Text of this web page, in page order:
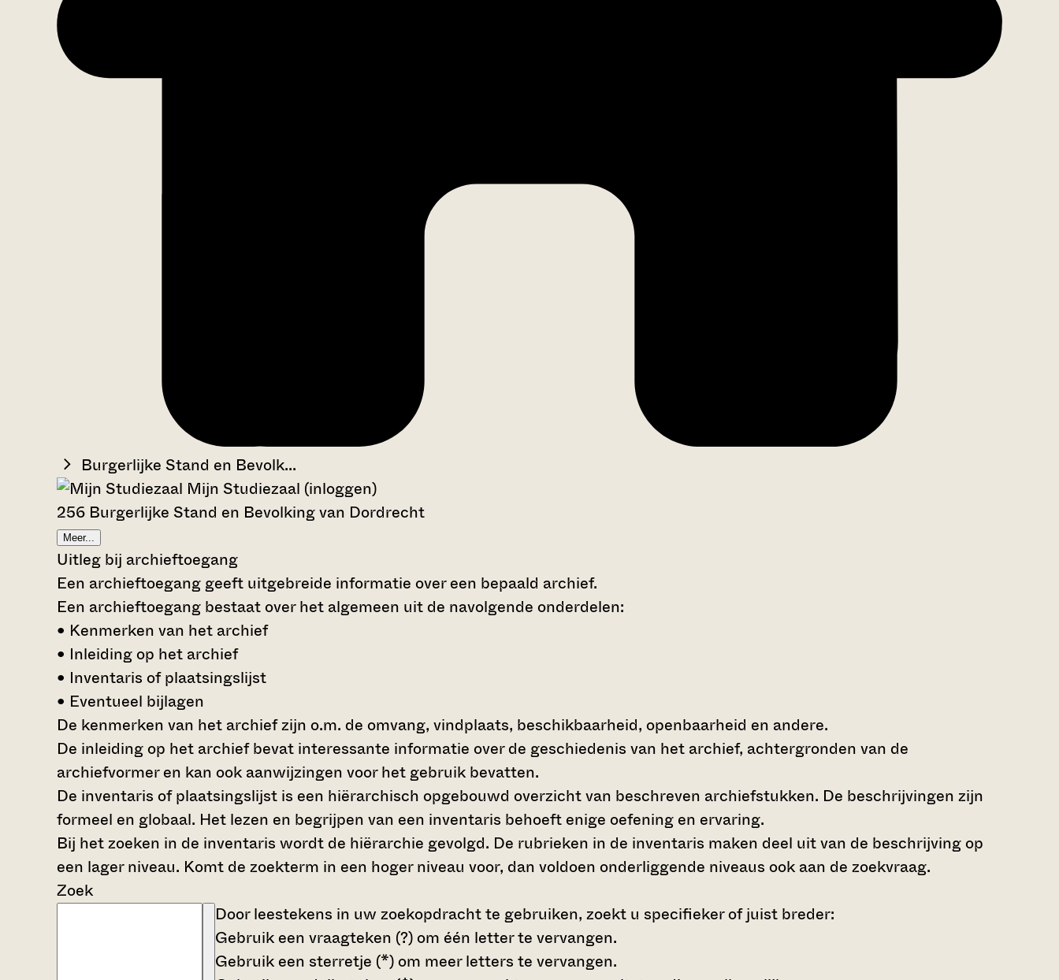
Burgerlijke Stand en Bevolk...
Mijn Studiezaal (inloggen)
256 Burgerlijke Stand en Bevolking van Dordrecht
Meer...
Uitleg bij archieftoegang
Een archieftoegang geeft uitgebreide informatie over een bepaald archief.
Een archieftoegang bestaat over het algemeen uit de navolgende onderdelen:
• Kenmerken van het archief
• Inleiding op het archief
• Inventaris of plaatsingslijst
• Eventueel bijlagen
De kenmerken van het archief zijn o.m. de omvang, vindplaats, beschikbaarheid, openbaarheid en andere.
De inleiding op het archief bevat interessante informatie over de geschiedenis van het archief, achtergronden van de
archiefvormer en kan ook aanwijzingen voor het gebruik bevatten.
De inventaris of plaatsingslijst is een hiërarchisch opgebouwd overzicht van beschreven archiefstukken. De beschrijvingen zijn
formeel en globaal. Het lezen en begrijpen van een inventaris behoeft enige oefening en ervaring.
Bij het zoeken in de inventaris wordt de hiërarchie gevolgd. De rubrieken in de inventaris maken deel uit van de beschrijving op
een lager niveau. Komt de zoekterm in een hoger niveau voor, dan voldoen onderliggende niveaus ook aan de zoekvraag.
Zoek
Door leestekens in uw zoekopdracht te gebruiken, zoekt u specifieker of juist breder:
Gebruik een vraagteken (?) om één letter te vervangen.
Gebruik een sterretje (*) om meer letters te vervangen.